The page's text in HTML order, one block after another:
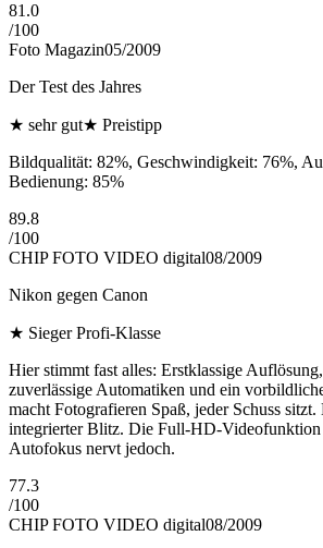
81.0
/100
Foto Magazin05/2009
Der Test des Jahres
★ sehr gut★ Preistipp
Bildqualität: 82%, Geschwindigkeit: 76%,
Bedienung: 85%
89.8
/100
CHIP FOTO VIDEO digital08/2009
Nikon gegen Canon
★ Sieger Profi-Klasse
Hier stimmt fast alles: Erstklassige
zuverlässige Automatiken und ein
macht Fotografieren Spaß, jeder Schuss
integrierter Blitz. Die Full-HD-Videofunktion
Autofokus nervt jedoch.
77.3
/100
CHIP FOTO VIDEO digital08/2009